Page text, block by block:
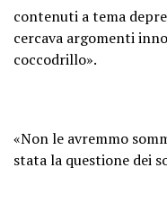
contenuti a tema
cercava argomenti
coccodrillo».
«Non le avremmo
stata la questione dei